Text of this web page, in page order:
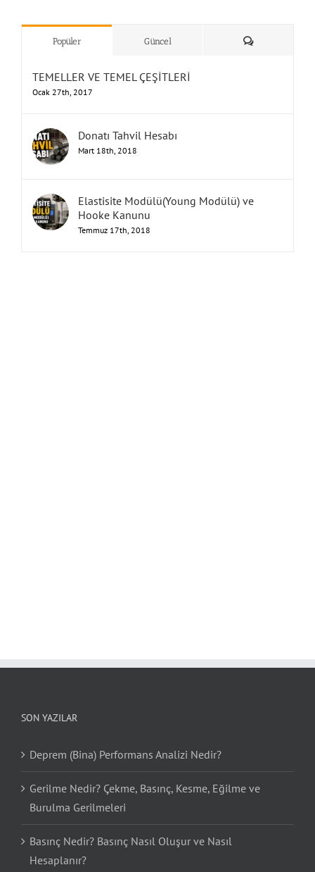
& ”Humbarahane”
Popüler Güncel Yorum
TEMELLER VE TEMEL ÇEŞİTLERİ
Ocak 27th, 2017
Donatı Tahvil Hesabı
Mart 18th, 2018
Elastisite Modülü(Young Modülü) ve
Hooke Kanunu
Temmuz 17th, 2018
SON YAZILAR
Deprem (Bina) Performans Analizi Nedir?
Gerilme Nedir? Çekme, Basınç, Kesme, Eğilme ve
Burulma Gerilmeleri
Basınç Nedir? Basınç Nasıl Oluşur ve Nasıl
Hesaplanır?